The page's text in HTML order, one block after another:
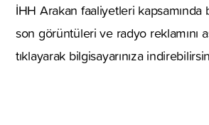
İHH Arakan faaliyetleri kapsamında
son görüntüleri ve radyo reklamını
tıklayarak bilgisayarınıza